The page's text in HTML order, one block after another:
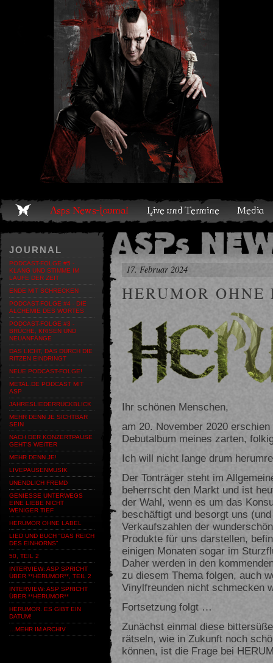
Live und Termine Media Shop Band Discografie
JOURNAL
PODCAST-FOLGE #5 -
KLANG UND STIMME IM
LAUFE DER ZEIT
ENDE MIT SCHRECKEN
PODCAST-FOLGE #4 - DIE
ALCHEMIE DES WORTES
PODCAST-FOLGE #3 -
BRÜCHE, KRISEN UND
NEUANFÄNGE
DAS LICHT, DAS DURCH DIE
RITZEN EINDRINGT
NEUE PODCAST-FOLGE!
METAL.DE PODCAST MIT
ASP
JAHRESLIEDERRÜCKBLICK
MEHR DENN JE SICHTBAR
SEIN
NACH DER KONZERTPAUSE
GEHT'S WEITER
MEHR DENN JE!
LIVEPAUSENMUSIK
UNENDLICH FREMD
GENIESSE UNTERWEGS E
INE LIEBE NICHT W
ENIGER TIEF
HERUMOR OHNE LABEL
LIED UND BUCH "DAS REICH
DES EINHORNS"
50, TEIL 2
INTERVIEW: ASP SPRICHT
ÜBER **HERUMOR**, TEIL 2
INTERVIEW: ASP SPRICHT
ÜBER **HERUMOR**
HERUMOR. ES GIBT EIN
DATUM!
…MEHR IM ARCHIV
17. Februar 2024
HERUMOR
Ihr schönen Menschen,
am 20. November 2020
Debutalbum meines zarten,
Ich will nicht lange drum
Der Tonträger steht im
beherrscht den Markt und ist
der Wahl, wenn es um das
beschäftigt und besorgt uns
Verkaufszahlen der
Produkte für uns darstellen,
einigen Monaten sogar im
Daher werden in den
zu diesem Thema folgen, auch
Vinylfreunden nicht schmecken
Fortsetzung folgt …
Zunächst einmal diese
rätseln, wie in Zukunft noch
können, ist die Frage bei